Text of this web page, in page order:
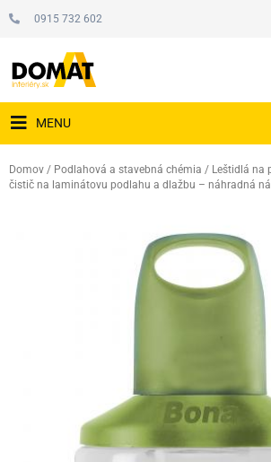
0915 732 602
MENU
Domov / Podlahová a stavebná chémia / Leštidlá na
čistič na laminátovu podlahu a dlažbu – náhradná